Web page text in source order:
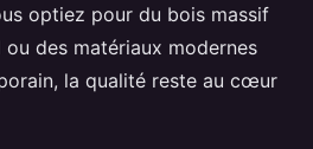
optiez pour du bois massif
des matériaux modernes
la qualité reste au cœur